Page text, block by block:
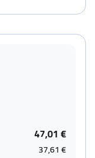
47,01 €
37,61 €